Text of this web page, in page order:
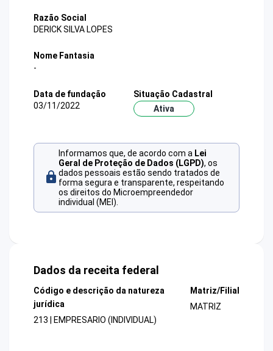
Razão Social
DERICK SILVA LOPES
Nome Fantasia
-
Data de fundação
03/11/2022
Situação Cadastral
Ativa
Informamos que, de acordo com a Lei
Geral de Proteção de Dados (LGPD), os
dados pessoais estão sendo tratados de
forma segura e transparente, respeitando
os direitos do Microempreendedor
individual (MEI).
Dados da receita federal
Código e descrição da natureza
jurídica
213 | EMPRESARIO (INDIVIDUAL)
Matriz/Filial
MATRIZ